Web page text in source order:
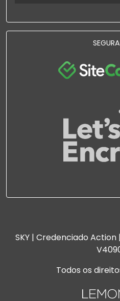
SKY | Credenciado
Todos os